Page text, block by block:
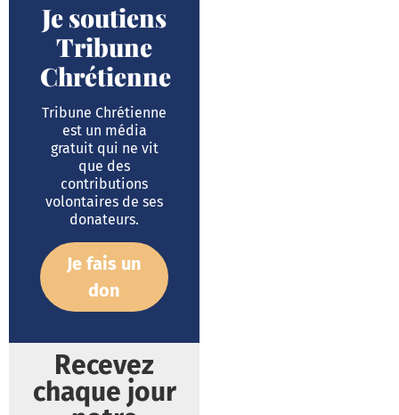
Je soutiens
Tribune
Chrétienne
Tribune Chrétienne
est un média
gratuit qui ne vit
que des
contributions
volontaires de ses
donateurs.
Je fais un
don
Recevez
chaque jour